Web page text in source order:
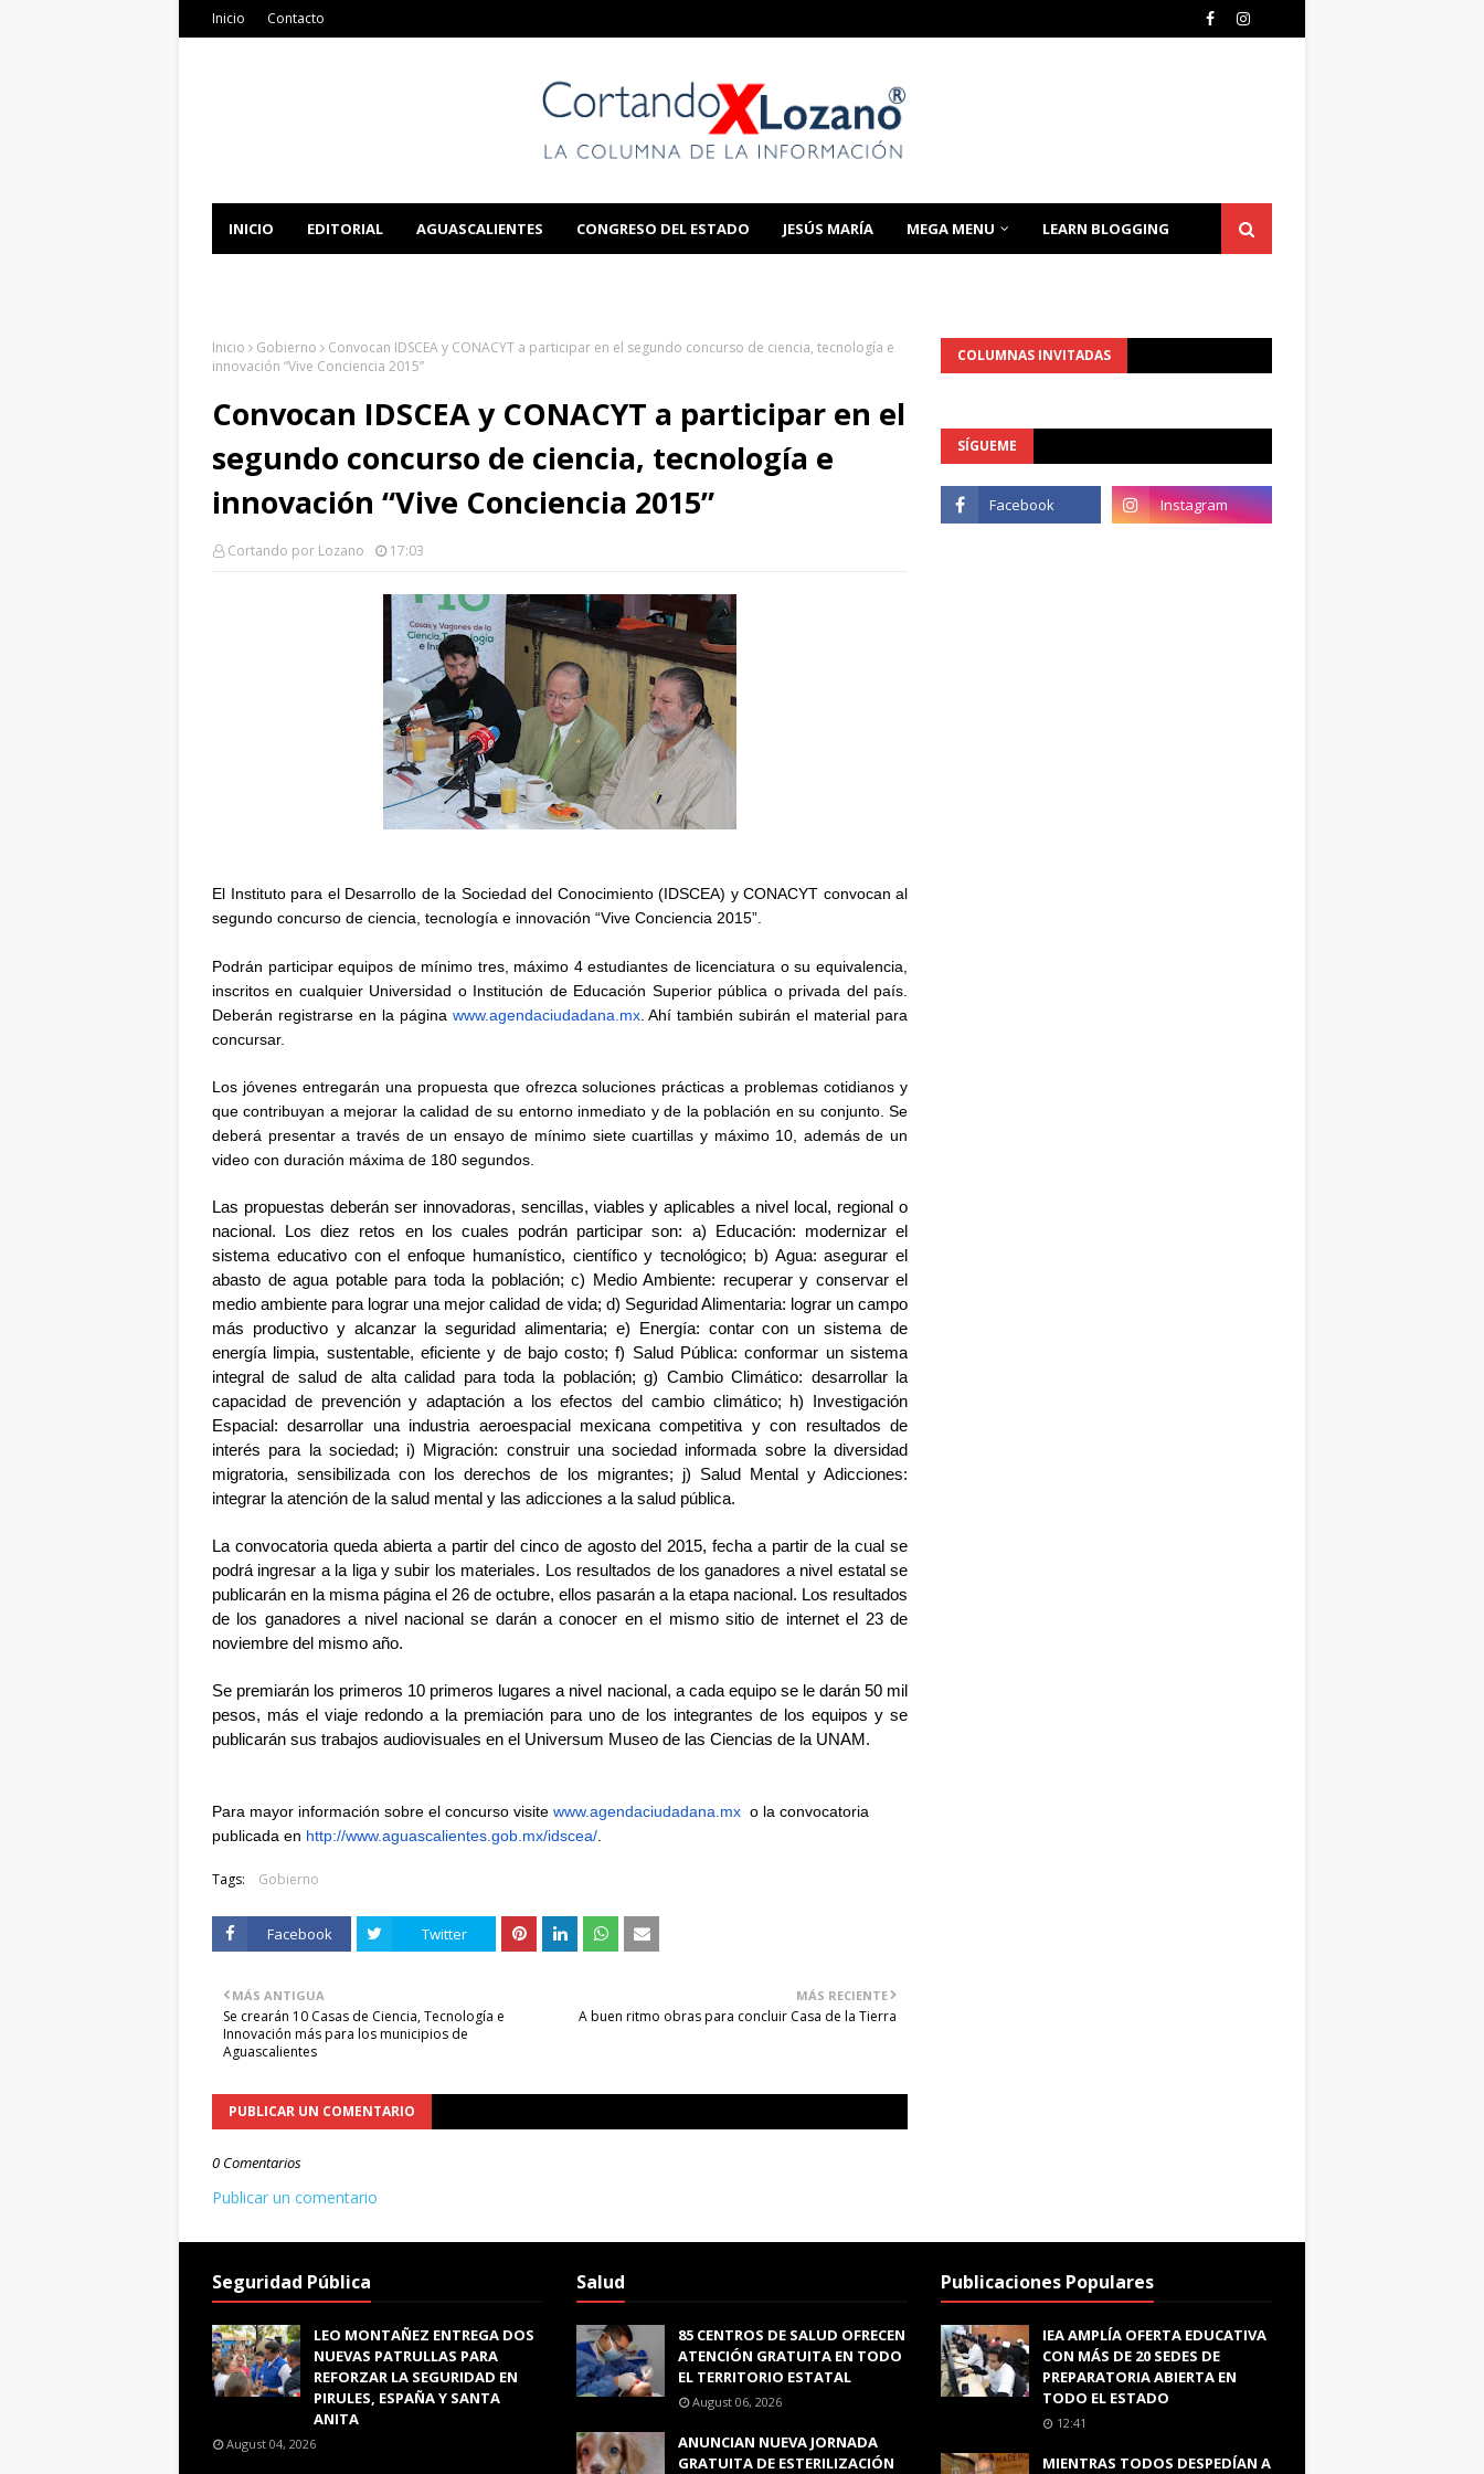
Inicio Contacto
INICIO EDITORIAL AGUASCALIENTES CONGRESO DEL ESTADO JESÚS MARÍA MEGA MENU LEARN BLOGGING
Inicio Gobierno
Convocan IDSCEA y CONACYT a participar en el segundo concurso de ciencia, tecnología e
innovación “Vive Conciencia 2015”
Convocan IDSCEA y CONACYT a participar en el
segundo concurso de ciencia, tecnología e
innovación “Vive Conciencia 2015”
Cortando por Lozano 17:03
El Instituto para el Desarrollo de la Sociedad del Conocimiento (IDSCEA) y CONACYT convocan al
segundo concurso de ciencia, tecnología e innovación “Vive Conciencia 2015”.
Podrán participar equipos de mínimo tres, máximo 4 estudiantes de licenciatura o su equivalencia,
inscritos en cualquier Universidad o Institución de Educación Superior pública o privada del país.
Deberán registrarse en la página www.agendaciudadana.mx. Ahí también subirán el material para
concursar.
Los jóvenes entregarán una propuesta que ofrezca soluciones prácticas a problemas cotidianos y
que contribuyan a mejorar la calidad de su entorno inmediato y de la población en su conjunto. Se
deberá presentar a través de un ensayo de mínimo siete cuartillas y máximo 10, además de un
video con duración máxima de 180 segundos.
Las propuestas deberán ser innovadoras, sencillas, viables y aplicables a nivel local, regional o
nacional. Los diez retos en los cuales podrán participar son: a) Educación: modernizar el
sistema educativo con el enfoque humanístico, científico y tecnológico; b) Agua: asegurar el
abasto de agua potable para toda la población; c) Medio Ambiente: recuperar y conservar el
medio ambiente para lograr una mejor calidad de vida; d) Seguridad Alimentaria: lograr un campo
más productivo y alcanzar la seguridad alimentaria; e) Energía: contar con un sistema de
energía limpia, sustentable, eficiente y de bajo costo; f) Salud Pública: conformar un sistema
integral de salud de alta calidad para toda la población; g) Cambio Climático: desarrollar la
capacidad de prevención y adaptación a los efectos del cambio climático; h) Investigación
Espacial: desarrollar una industria aeroespacial mexicana competitiva y con resultados de
interés para la sociedad; i) Migración: construir una sociedad informada sobre la diversidad
migratoria, sensibilizada con los derechos de los migrantes; j) Salud Mental y Adicciones:
integrar la atención de la salud mental y las adicciones a la salud pública.
La convocatoria queda abierta a partir del cinco de agosto del 2015, fecha a partir de la cual se
podrá ingresar a la liga y subir los materiales. Los resultados de los ganadores a nivel estatal se
publicarán en la misma página el 26 de octubre, ellos pasarán a la etapa nacional. Los resultados
de los ganadores a nivel nacional se darán a conocer en el mismo sitio de internet el 23 de
noviembre del mismo año.
Se premiarán los primeros 10 primeros lugares a nivel nacional, a cada equipo se le darán 50 mil
pesos, más el viaje redondo a la premiación para uno de los integrantes de los equipos y se
publicarán sus trabajos audiovisuales en el Universum Museo de las Ciencias de la UNAM.
Para mayor información sobre el concurso visite www.agendaciudadana.mx o la convocatoria
publicada en http://www.aguascalientes.gob.mx/idscea/
Tags: Gobierno
Facebook Twitter
MÁS RECIENTE
A buen ritmo obras para concluir Casa de la Tierra
MÁS ANTIGUA
Se crearán 10 Casas de Ciencia, Tecnología e
Innovación más para los municipios de
Aguascalientes
PUBLICAR UN COMENTARIO
0 Comentarios
Publicar un comentario
COLUMNAS INVITADAS
SÍGUEME
Seguridad Pública
LEO MONTAÑEZ ENTREGA DOS
NUEVAS PATRULLAS PARA
REFORZAR LA SEGURIDAD EN
PIRULES, ESPAÑA Y SANTA
ANITA
August 04, 2026
Salud
85 CENTROS DE SALUD OFRECEN
ATENCIÓN GRATUITA EN TODO
EL TERRITORIO ESTATAL
August 06, 2026
ANUNCIAN NUEVA JORNADA
GRATUITA DE ESTERILIZACIÓN
Publicaciones Populares
IEA AMPLÍA OFERTA EDUCATIVA
CON MÁS DE 20 SEDES DE
PREPARATORIA ABIERTA EN
TODO EL ESTADO
12:41
MIENTRAS TODOS DESPEDÍAN A